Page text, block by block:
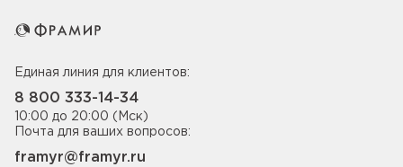
Единая линия для клиентов:
8 800 333-14-34
10:00 до 20:00 (Мск)
Почта для ваших вопросов:
framyr@framyr.ru